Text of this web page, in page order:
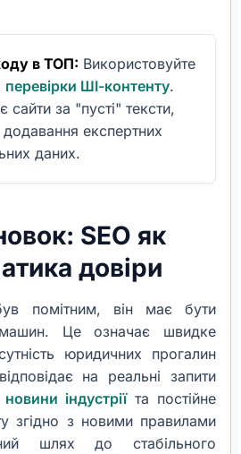
в ТОП: Використовуйте
перевірки ШІ-контенту.
сайти за "пусті" тексти,
додавання експертних
даних.
SEO як
довіри
помітним, він має бути
Це означає швидке
юридичних прогалин
на реальні запити
новини індустріїта постійне
згідно з новими правилами
шлях до стабільного